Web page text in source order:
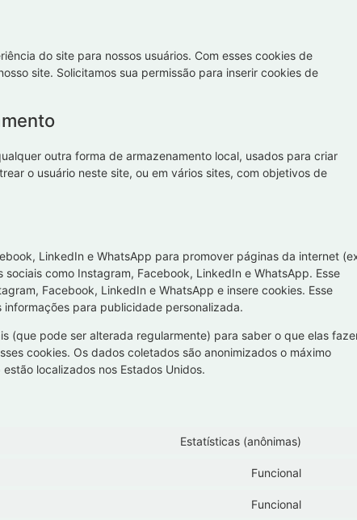
do site para nossos usuários. Com esses cookies de
site. Solicitamos sua permissão para inserir cookies de
outra forma de armazenamento local, usados para criar
o usuário neste site, ou em vários sites, com objetivos de
LinkedIn e WhatsApp para promover páginas da internet
sociais como Instagram, Facebook, LinkedIn e WhatsApp. Esse
Facebook, LinkedIn e WhatsApp e insere cookies. Esse
para publicidade personalizada.
(que pode ser alterada regularmente) para saber o que elas
cookies. Os dados coletados são anonimizados o máximo
localizados nos Estados Unidos.
Estatísticas (anônimas)
Funcional
Funcional